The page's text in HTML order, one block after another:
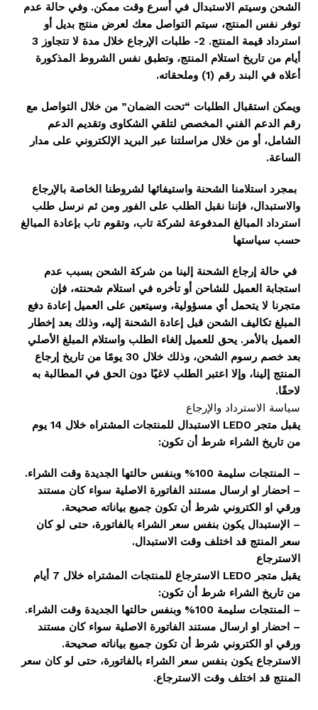
الشحن وسيتم الاستبدال في أسرع وقت ممكن. وفي حالة عدم
توفر نفس المنتج، سيتم التواصل معك لعرض منتج بديل أو
استرداد قيمة المنتج. 2- طلبات الإرجاع خلال مدة لا تتجاوز 3
أيام من تاريخ استلام المنتج، وتطبق نفس الشروط المذكورة
أعلاه في البند رقم (1) وملحقاته.
ويمكن استقبال الطلبات “تحت الضمان” من خلال التواصل مع
رقم الدعم الفني المخصص لتلقي الشكاوى وتقديم الدعم
الشامل، أو من خلال مراسلتنا عبر البريد الإلكتروني على مدار
الساعة.
بمجرد استلامنا الشحنة واستيفائها لشروطنا الخاصة بالإرجاع
والاستبدال، فإننا نقبل الطلب على الفور ومن ثم نرسل طلب
استرداد المبالغ المدفوعة لشركة تاب، وتقوم تاب بإعادة المبالغ
حسب سياستها
في حالة إرجاع الشحنة إلينا من شركة الشحن بسبب عدم
استجابة العميل للشاحن أو تأخره في استلام شحنته، فإن
متجرنا لا يتحمل أي مسؤولية، وسيتعين على العميل إعادة دفع
المبلغ تكاليف الشحن قبل إعادة الشحنة إليه، وذلك بعد إخطار
العميل بالأمر. يحق للعميل إلغاء الطلب واستلام المبلغ الأصلي
بعد خصم رسوم الشحن، وذلك خلال 30 يومًا من تاريخ إرجاع
المنتج إلينا، وإلا اعتبر الطلب لاغيًا دون الحق في المطالبة به
لاحقًا.
سياسة الاسترداد والإرجاع
يقبل متجر LEDO الاستبدال للمنتجات المشتراه خلال 14 يوم
من تاريخ الشراء شرط أن تكون:
– المنتجات سليمة 100% وبنفس حالتها الجديدة وقت الشراء.
– احضار او ارسال مستند الفاتورة الاصلية سواء كان مستند
ورقي او الكتروني شرط أن تكون جميع بياناته صحيحة.
– الإستبدال يكون بنفس سعر الشراء بالفاتورة، حتى لو كان
سعر المنتج قد اختلف وقت الاستبدال.
الاسترجاع
يقبل متجر LEDO الاسترجاع للمنتجات المشتراه خلال 7 أيام
من تاريخ الشراء شرط أن تكون:
– المنتجات سليمة 100% وبنفس حالتها الجديدة وقت الشراء.
– احضار او ارسال مستند الفاتورة الاصلية سواء كان مستند
ورقي او الكتروني شرط أن تكون جميع بياناته صحيحة.
الاسترجاع يكون بنفس سعر الشراء بالفاتورة، حتى لو كان سعر
المنتج قد اختلف وقت الاسترجاع.